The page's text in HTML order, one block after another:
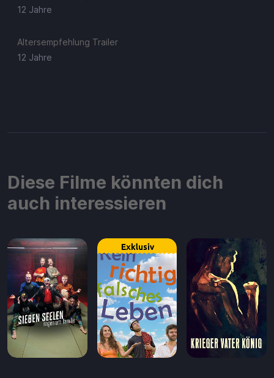
12 Jahre
Altersempfehlung Trailer
12 Jahre
Diese Filme könnten dich
auch interessieren